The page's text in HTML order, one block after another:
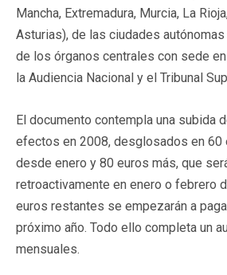
Mancha, Extremadura, Murcia, La
Asturias), de las ciudades
de los órganos centrales con sede
la Audiencia Nacional y el Tribunal
El documento contempla una subida
efectos en 2008, desglosados en 60
desde enero y 80 euros más, que
retroactivamente en enero o febrero
euros restantes se empezarán a
próximo año. Todo ello completa un
mensuales.